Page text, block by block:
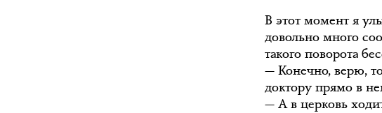
В этот момент я
довольно много
такого поворота
— Конечно, верю,
доктору прямо в
— А в церковь